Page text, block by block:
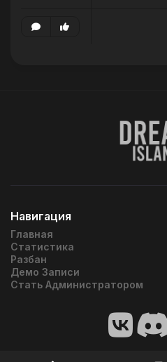
Навигация
Главная
Статистика
Разбан
Демо Записи
Стать Администратором